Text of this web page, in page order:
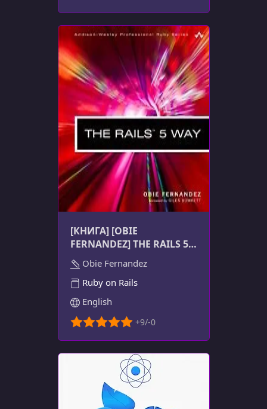
[КНИГА] [OBIE
FERNANDEZ] THE RAILS 5
WAYObie Fernandez
Ruby on Rails
English